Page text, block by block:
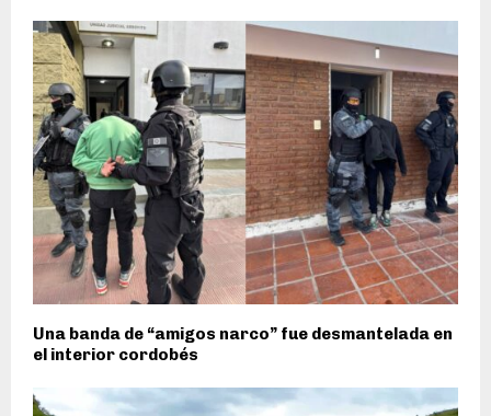
Una banda de “amigos narco” fue desmantelada en
el interior cordobés